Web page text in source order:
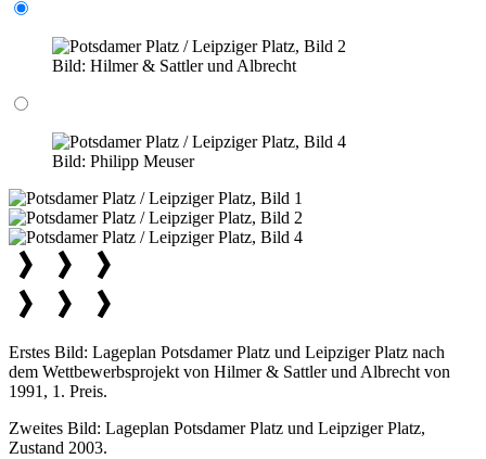
Bild: Hilmer & Sattler und Albrecht
Bild: Philipp Meuser
Erstes Bild: Lageplan Potsdamer Platz und Leipziger Platz nach
dem Wettbewerbsprojekt von Hilmer & Sattler und Albrecht von
1991, 1. Preis.
Zweites Bild: Lageplan Potsdamer Platz und Leipziger Platz,
Zustand 2003.